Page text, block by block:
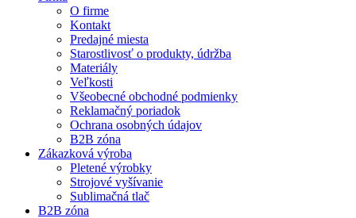
O firme
Kontakt
Predajné miesta
Starostlivosť o produkty, údržba
Materiály
Veľkosti
Všeobecné obchodné podmienky
Reklamačný poriadok
Ochrana osobných údajov
B2B zóna
Zákazková výroba
Pletené výrobky
Strojové vyšívanie
Sublimačná tlač
B2B zóna